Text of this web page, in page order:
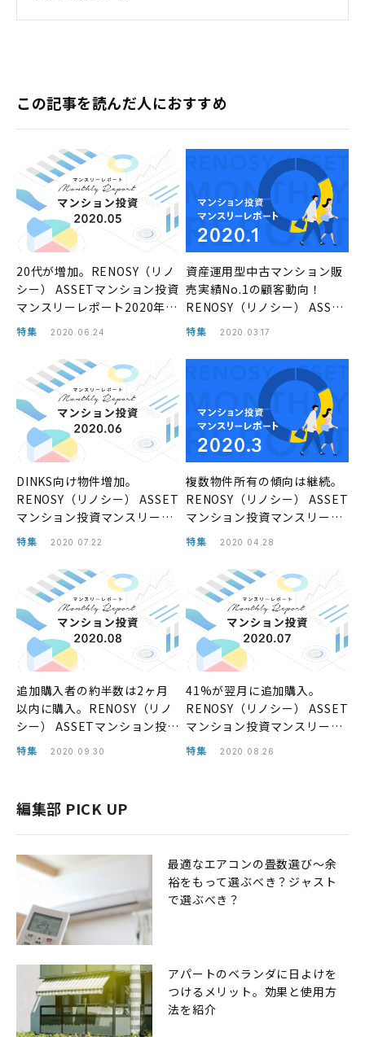
この記事を読んだ人におすすめ
20代が増加。RENOSY（リノ
シー） ASSETマンション投資
マンスリーレポート2020年5
月
特集 2020.06.24
資産運用型中古マンション販
売実績No.1の顧客動向！
RENOSY（リノシー） ASSET
マンション投資マンスリーレ
特集 2020.03.17
DINKS向け物件増加。
RENOSY（リノシー） ASSET
マンション投資マンスリーレ
ポート2020年6月
特集 2020.07.22
複数物件所有の傾向は継続。
RENOSY（リノシー） ASSET
マンション投資マンスリーレ
ポート2020年3月
特集 2020.04.28
追加購入者の約半数は2ヶ月
以内に購入。RENOSY（リノ
シー） ASSETマンション投資
マンスリーレポート2020年8
特集 2020.09.30
41%が翌月に追加購入。
RENOSY（リノシー） ASSET
マンション投資マンスリーレ
ポート2020年7月
特集 2020.08.26
編集部 PICK UP
最適なエアコンの畳数選び〜余
裕をもって選ぶべき？ジャスト
で選ぶべき？
アパートのベランダに日よけを
つけるメリット。効果と使用方
法を紹介